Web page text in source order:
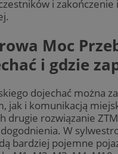
i
Moc
i gdzie
dojechać można
jak i komunikacją
drugie rozwiązanie
W
bardziej pojemne